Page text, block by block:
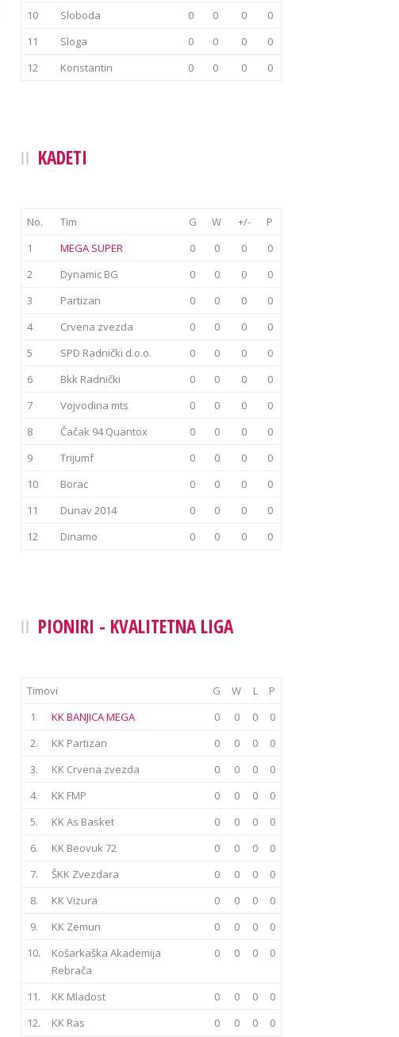
10
Sloboda 0 0 0
0
11
Sloga 0 0 0
0
12
Konstantin 0 0 0 0
KADETI
No. Tim G W +/-
P
1
MEGA SUPER 0 0 0
0
2
Dynamic BG 0 0 0
0
3
Partizan 0 0 0
0
4
Crvena zvezda 0 0 0
0
5
SPD Radnički d.o.o. 0 0 0
0
6
Bkk Radnički 0 0 0
0
7
Vojvodina mts 0 0 0
0
8
Čačak 94 Quantox 0 0 0
0
9
Trijumf 0 0 0
0
10
Borac 0 0 0
0
11
Dunav 2014 0 0 0
0
12
Dinamo 0 0 0 0
PIONIRI - KVALITETNA LIGA
Timovi G W L
P
1.
KK BANJICA MEGA 0 0 0
0
2.
KK Partizan 0 0 0
0
3.
KK Crvena zvezda 0 0 0
0
4.
KK FMP 0 0 0
0
5.
KK As Basket 0 0 0
0
6.
KK Beovuk 72 0 0 0
0
7.
ŠKK Zvezdara 0 0 0
0
8.
KK Vizura 0 0 0
0
9.
KK Zemun 0 0 0
0
10.
Košarkaška Akademija
Rebrača
0 0 0 0
11. KK Mladost 0 0 0
0
12.
KK Ras 0 0 0 0